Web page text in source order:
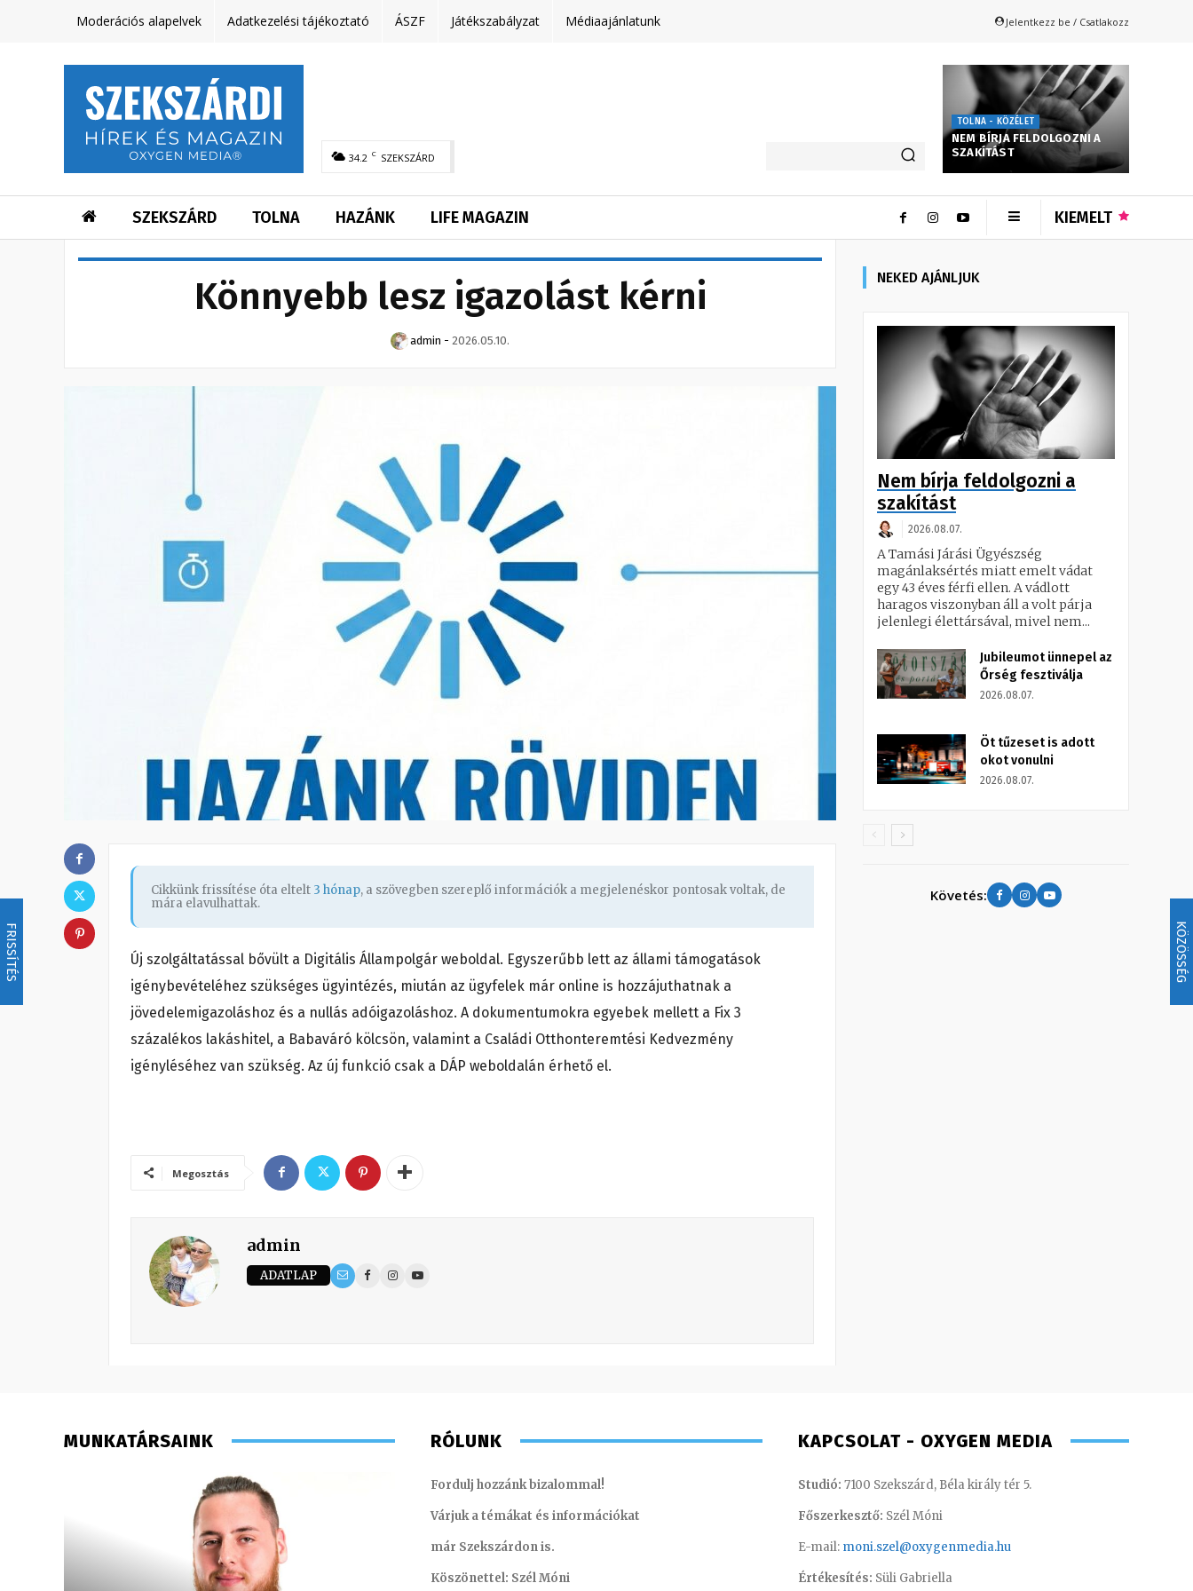
FRISSÍTÉS KÖZÖSSÉG
Moderációs alapelvek Adatkezelési tájékoztató ÁSZF Játékszabályzat Médiaajánlatunk Jelentkezz be / Csatlakozz
34.2 C SZEKSZÁRD
TOLNA - KÖZÉLET
NEM BÍRJA FELDOLGOZNI A
SZAKÍTÁST
SZEKSZÁRD TOLNA HAZÁNK LIFE MAGAZIN KIEMELT
Könnyebb lesz igazolást kérni
admin - 2026.05.10.
Cikkünk frissítése óta eltelt 3 hónap, a szövegben szereplő információk a megjelenéskor pontosak voltak, de
mára elavulhattak.
Új szolgáltatással bővült a Digitális Állampolgár weboldal. Egyszerűbb lett az állami támogatások
igénybevételéhez szükséges ügyintézés, miután az ügyfelek már online is hozzájuthatnak a
jövedelemigazoláshoz és a nullás adóigazoláshoz. A dokumentumokra egyebek mellett a Fix 3
százalékos lakáshitel, a Babaváró kölcsön, valamint a Családi Otthonteremtési Kedvezmény
igényléséhez van szükség. Az új funkció csak a DÁP weboldalán érhető el.
Megosztás
admin
ADATLAP
NEKED AJÁNLJUK
Nem bírja feldolgozni a
szakítást
2026.08.07.
A Tamási Járási Ügyészség
magánlaksértés miatt emelt vádat
egy 43 éves férfi ellen. A vádlott
haragos viszonyban áll a volt párja
jelenlegi élettársával, mivel nem...
Jubileumot ünnepel az
Őrség fesztiválja
2026.08.07.
Öt tűzeset is adott
okot vonulni
2026.08.07.
Követés:
MUNKATÁRSAINK RÓLUNK
Fordulj hozzánk bizalommal!
Várjuk a témákat és információkat
már Szekszárdon is.
Köszönettel: Szél Móni
KAPCSOLAT - OXYGEN MEDIA
Studió: 7100 Szekszárd, Béla király tér 5.
Főszerkesztő: Szél Móni
E-mail: moni.szel@oxygenmedia.hu
Értékesítés: Süli Gabriella